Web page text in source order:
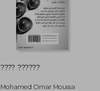
???? ??????
Mohamed Omar Moussa